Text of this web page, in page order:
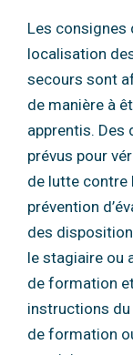
Les consignes
localisation
secours sont
de manière à
apprentis. Des
prévus pour
de lutte contre
prévention
des
le stagiaire ou
de formation
instructions du
de formation